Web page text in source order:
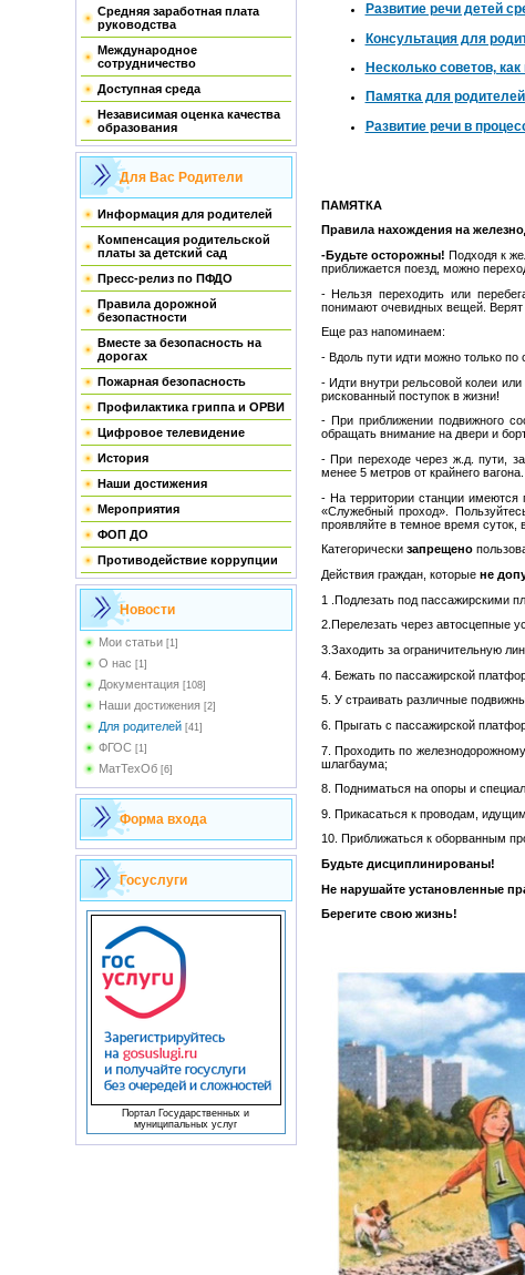
Средняя заработная плата
руководства
Международное
сотрудничество
Доступная среда
Независимая оценка качества
образования
Для Вас Родители
Информация для родителей
Компенсация родительской
платы за детский сад
Пресс-релиз по ПФДО
Правила дорожной
безопастности
Вместе за безопасность на
дорогах
Пожарная безопасность
Профилактика гриппа и ОРВИ
Цифровое телевидение
История
Наши достижения
Мероприятия
ФОП ДО
Противодействие коррупции
Новости
Мои статьи [1]
О нас [1]
Документация [108]
Наши достижения [2]
Для родителей [41]
ФГОС [1]
МатТехОб [6]
Форма входа
Госуслуги
Портал Государственных и
муниципальных услуг
Развитие речи детей
Консультация для
Несколько советов,
Памятка для
Развитие речи в
ПАМЯТКА
Правила нахождения на
-Будьте осторожны! Подходя к
приближается поезд, можно
- Нельзя переходить или
понимают очевидных вещей. Верят
Еще раз напоминаем:
- Вдоль пути идти можно только по
- Идти внутри рельсовой колеи
рискованный поступок в жизни!
- При приближении подвижного
обращать внимание на двери и
- При переходе через ж.д. пути,
менее 5 метров от крайнего вагона.
- На территории станции
«Служебный проход».
проявляйте в темное время суток,
Категорически запрещено
Действия граждан, которые не
1 .Подлезать под пассажирскими
2.Перелезать через автосцепные
3.Заходить за ограничительную
4. Бежать по пассажирской
5. У страивать различные
6. Прыгать с пассажирской
7. Проходить по
шлагбаума;
8. Подниматься на опоры и
9. Прикасаться к проводам,
10. Приближаться к оборванным
Будьте дисциплинированы!
Не нарушайте установленные
Берегите свою жизнь!